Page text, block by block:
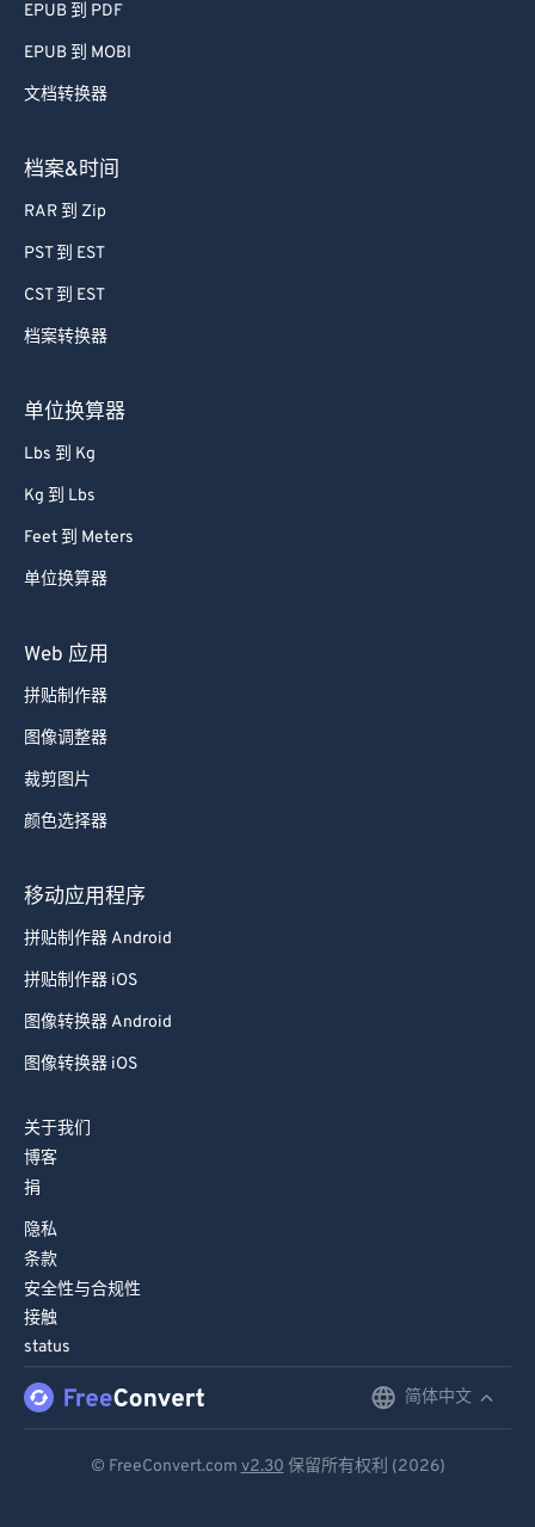
EPUB 到 PDF
EPUB 到 MOBI
文档转换器
档案&时间
RAR 到 Zip
PST 到 EST
CST 到 EST
档案转换器
单位换算器
Lbs 到 Kg
Kg 到 Lbs
Feet 到 Meters
单位换算器
Web 应用
拼贴制作器
图像调整器
裁剪图片
颜色选择器
移动应用程序
拼贴制作器 Android
拼贴制作器 iOS
图像转换器 Android
图像转换器 iOS
关于我们
博客
捐
隐私
条款
安全性与合规性
接触
status
简体中文
© FreeConvert.com v2.30 保留所有权利 (2026)